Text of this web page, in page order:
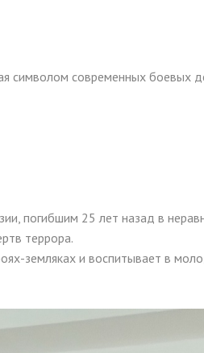
символом современных боевых
погибшим 25 лет назад в
террора.
земляках и воспитывает в